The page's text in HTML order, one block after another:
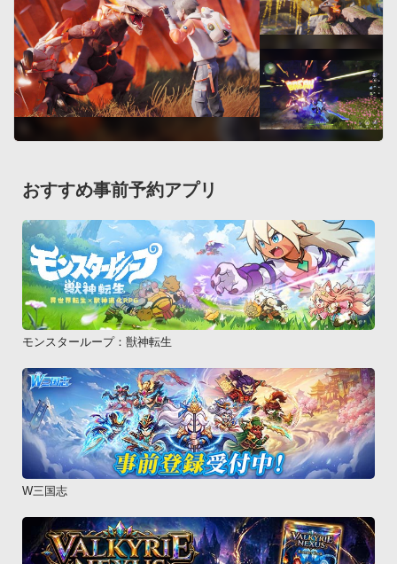
おすすめ事前予約アプリ
モンスターループ：獣神転生
W三国志